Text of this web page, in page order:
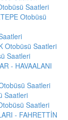
Saatleri
Otobüsü
Otobüsü Saatleri
Saatleri
- HAVAALANI
Saatleri
Saatleri
Saatleri
- FAHRETTİN